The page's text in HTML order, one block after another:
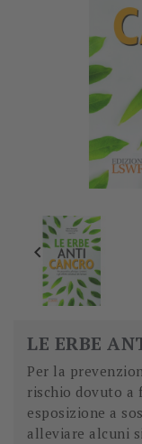

LE ERBE
Per la
rischio dovuto a
esposizione a
alleviare alcuni